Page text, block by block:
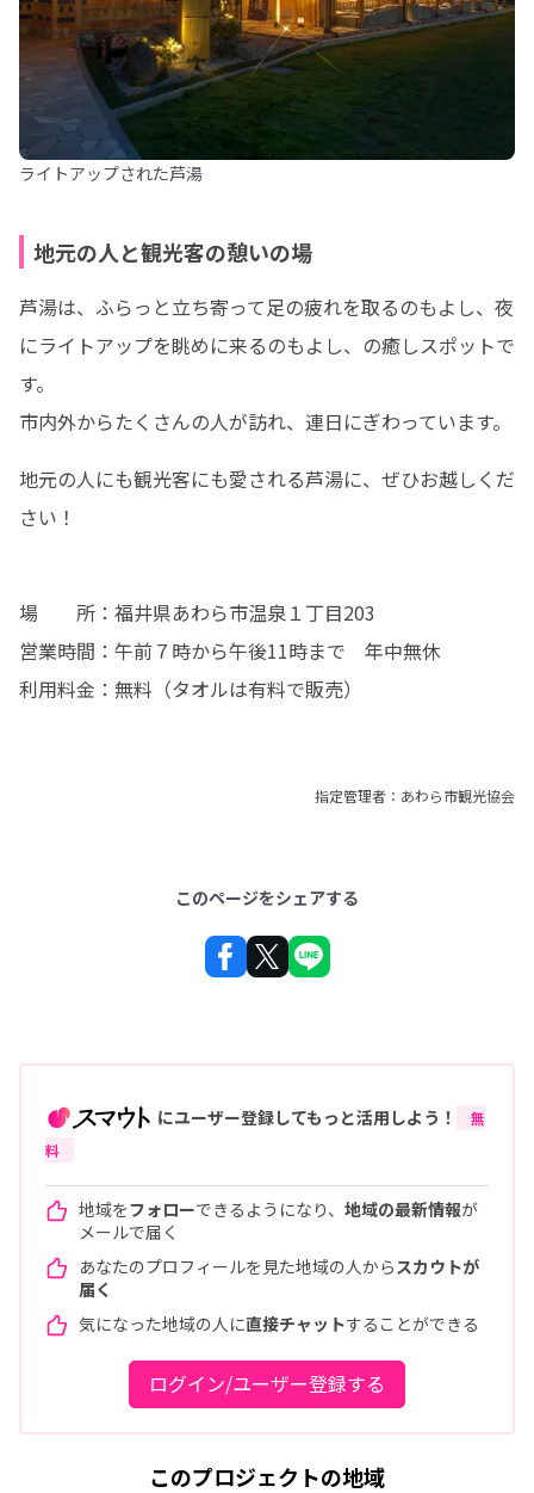
ライトアップされた芦湯
地元の人と観光客の憩いの場
芦湯は、ふらっと立ち寄って足の疲れを取るのもよし、夜
にライトアップを眺めに来るのもよし、の癒しスポットで
す。
市内外からたくさんの人が訪れ、連日にぎわっています。
地元の人にも観光客にも愛される芦湯に、ぜひお越しくだ
さい！
場　　所：福井県あわら市温泉１丁目203
営業時間：午前７時から午後11時まで　年中無休
利用料金：無料（タオルは有料で販売）
指定管理者：あわら市観光協会
このページをシェアする
にユーザー登録してもっと活用しよう！
無
料
地域をフォローできるようになり、 地域の最新情報が
メールで届く
あなたのプロフィールを見た地域の人から スカウトが
届く
気になった地域の人に直接チャットすることができる
ログイン/ユーザー登録する
このプロジェクトの地域